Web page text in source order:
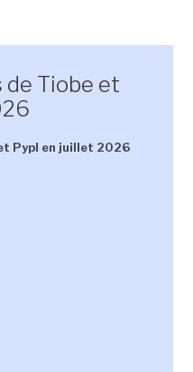
de Tiobe et
Pypl en juillet 2026